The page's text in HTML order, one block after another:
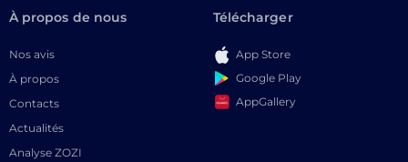
À propos de nous
Nos avis
À propos
Contacts
Actualités
Analyse ZOZI
Télécharger
App Store
Google Play
AppGallery